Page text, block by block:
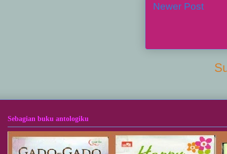
Newer Post
Sebagian buku antologiku